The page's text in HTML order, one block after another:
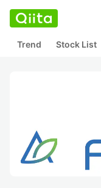
Trend Stock List